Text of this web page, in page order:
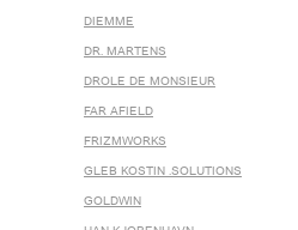
DIEMME
DR. MARTENS
DROLE DE MONSIEUR
FAR AFIELD
FRIZMWORKS
GLEB KOSTIN .SOLUTIONS
GOLDWIN